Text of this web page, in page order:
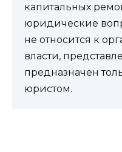
капитальных
юридические
не относится к
власти,
предназначен
юристом.